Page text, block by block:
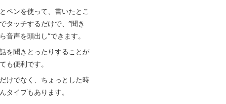
ペンを使って、書いたとこ
タッチするだけで、”聞き
音声を頭出し”できます。
を聞きとったりすることが
も便利です。
けでなく、ちょっとした時
タイプもあります。